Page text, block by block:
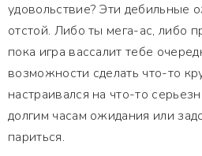
удовольствие? Эти дебильные
отстой. Либо ты мега-ас, либо
пока игра вассалит тебе
возможности сделать что-то
настраивался на что-то
долгим часам ожидания или
париться.